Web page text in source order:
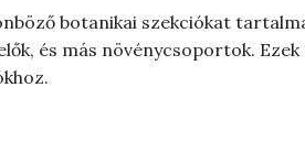
botanikai szekciókat
és más növénycsoportok.